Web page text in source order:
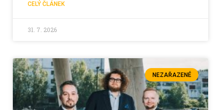
CELÝ ČLÁNEK
31. 7. 2026
NEZAŘAZENÉ